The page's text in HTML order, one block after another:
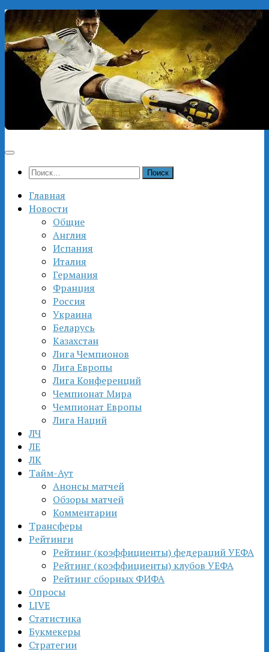
Перейти
к
содержимому
Найти:
Главная
Новости
Общие
Англия
Испания
Италия
Германия
Франция
Россия
Украина
Беларусь
Казахстан
Лига Чемпионов
Лига Европы
Лига Конференций
Чемпионат Мира
Чемпионат Европы
Лига Наций
ЛЧ
ЛЕ
ЛК
Тайм-Аут
Анонсы матчей
Обзоры матчей
Комментарии
Трансферы
Рейтинги
Рейтинг (коэффициенты) федераций УЕФА
Рейтинг (коэффициенты) клубов УЕФА
Рейтинг сборных ФИФА
Опросы
LIVE
Статистика
Букмекеры
Стратегии